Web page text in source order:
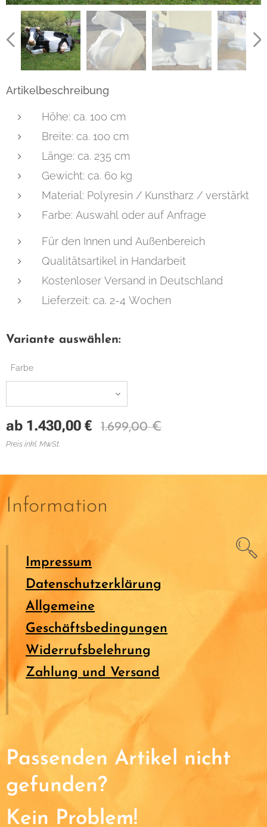
Artikelbeschreibung
Höhe: ca. 100 cm
Breite: ca. 100 cm
Länge: ca. 235 cm
Gewicht: ca. 60 kg
Material: Polyresin / Kunstharz / verstärkt
Farbe: Auswahl oder auf Anfrage
Für den Innen und Außenbereich
Qualitätsartikel in Handarbeit
Kostenloser Versand in Deutschland
Lieferzeit: ca. 2-4 Wochen
Variante auswählen:
Farbe
ab 1.430,00 € 1.699,00€
Preis inkl. MwSt.
Information
Impressum
Datenschutzerklärung
Allgemeine
Geschäftsbedingungen
Widerrufsbelehrung
Zahlung und Versand
Passenden Artikel nicht
gefunden?
Kein Problem!